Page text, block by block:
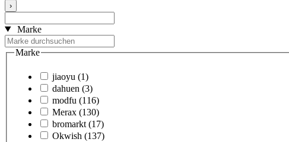
›
Marke
Marke
jiaoyu (1)
dahuen (3)
modfu (116)
Merax (130)
bromarkt (17)
Okwish (137)